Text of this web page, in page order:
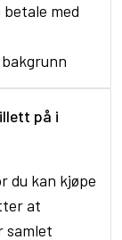
med
på i
du kan kjøpe
at
samlet